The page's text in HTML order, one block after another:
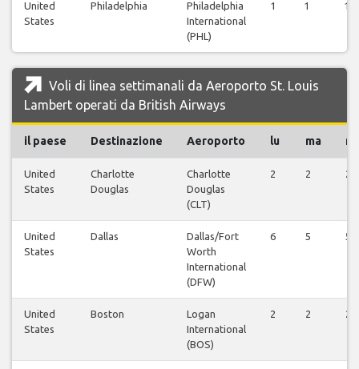
United
States
Philadelphia
Philadelphia
International
(PHL)
1 1 1
Voli di linea settimanali da Aeroporto St. Louis
Lambert operati da British Airways
il paese Destinazione Aeroporto lu ma
United
States
Charlotte
Douglas
Charlotte
Douglas
(CLT)
2 2 2
United
States
Dallas
Dallas/Fort
Worth
International
(DFW)
6 5 5
United
States
Boston
Logan
International
(BOS)
2 2 2